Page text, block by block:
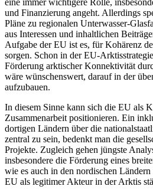
eine immer wichtigere Rolle,
und Finanzierung angeht. Allerdings
Pläne zu regionalen Unter­wasser-
aus Interessen und inhaltlichen
Aufgabe der EU ist es, für Kohärenz
sorgen. Schon in der EU-
Förderung arktischer Konnektivität
wäre wünschenswert, darauf in der
aufzubauen.
In diesem Sinne kann sich die EU als
Zusammenarbeit positionieren. Ein
dortigen Ländern über die
zentral zu sein, bedenkt man die
Projekte. Zugleich gehen jüngste
insbesondere die Förderung eines
wie es auch in den nordischen
EU als legitimer Akteur in der Arktis